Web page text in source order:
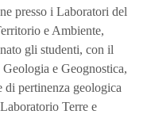
presso i Laboratori del
e Ambiente,
gli studenti, con il
e Geognostica,
di pertinenza geologica
Terre e